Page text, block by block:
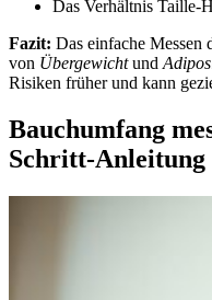
Das Verhältnis
Fazit: Das einfache Messen
von Übergewichtund
Risiken früher und kann
Bauchumfang
Schritt-Anleitung